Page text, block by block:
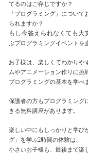
てるのはご存じですか？
「プログラミング」について
られますか？
もし今答えられなくても大
ぶプログラミングイベントを
お子様は、楽しくてわかりや
ムやアニメーション作りに挑
プログラミングの基本を学べ
保護者の方もプログラミング
きる無料講座があります。
楽しい中にもしっかりと学び
グ」を学ぶ2時間の体験は、
小さいお子様も、最後まで楽